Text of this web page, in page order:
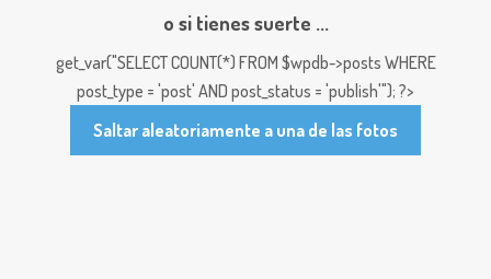
o si tienes suerte ...
get_var("SELECT COUNT(*) FROM $wpdb->posts WHERE
post_type = 'post' AND post_status = 'publish'"); ?>
Saltar aleatoriamente a una de las fotos